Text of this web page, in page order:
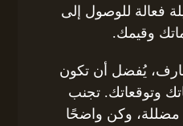
فعالة للوصول إلى
وقيمك.
يُفضل أن تكون
وتوقعاتك. تجنب
مضللة، وكن واضحًا